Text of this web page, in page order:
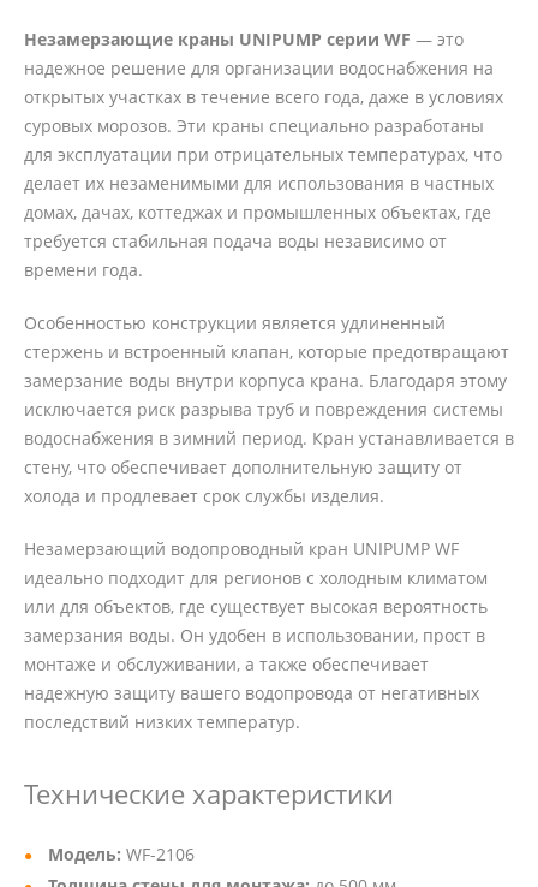
Незамерзающие краны UNIPUMP серии WF — это
надежное решение для организации водоснабжения на
открытых участках в течение всего года, даже в условиях
суровых морозов. Эти краны специально разработаны
для эксплуатации при отрицательных температурах, что
делает их незаменимыми для использования в частных
домах, дачах, коттеджах и промышленных объектах, где
требуется стабильная подача воды независимо от
времени года.
Особенностью конструкции является удлиненный
стержень и встроенный клапан, которые предотвращают
замерзание воды внутри корпуса крана. Благодаря этому
исключается риск разрыва труб и повреждения системы
водоснабжения в зимний период. Кран устанавливается в
стену, что обеспечивает дополнительную защиту от
холода и продлевает срок службы изделия.
Незамерзающий водопроводный кран UNIPUMP WF
идеально подходит для регионов с холодным климатом
или для объектов, где существует высокая вероятность
замерзания воды. Он удобен в использовании, прост в
монтаже и обслуживании, а также обеспечивает
надежную защиту вашего водопровода от негативных
последствий низких температур.
Технические характеристики
Модель: WF-2106